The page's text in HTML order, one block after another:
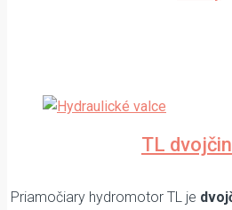
TL
Priamočiary hydromotor TL je